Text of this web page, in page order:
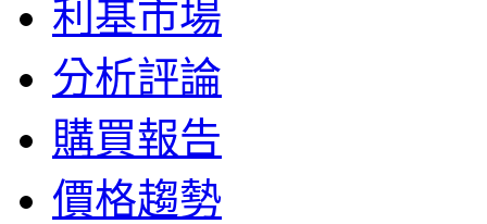
利基市場
分析評論
購買報告
價格趨勢